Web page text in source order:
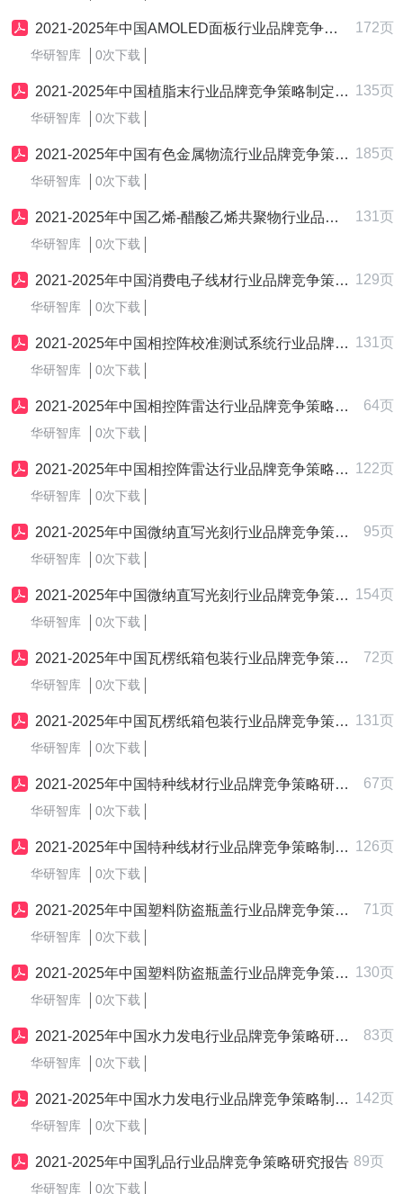
2021-2025年中国AMOLED面板行业品牌竞争策略制定与实施研究报告 172页
华研智库 0次下载
2021-2025年中国植脂末行业品牌竞争策略制定与实施研究报告 135页
华研智库 0次下载
2021-2025年中国有色金属物流行业品牌竞争策略制定与实施研究报告 185页
华研智库 0次下载
2021-2025年中国乙烯-醋酸乙烯共聚物行业品牌竞争策略制定与实施研究报告 131页
华研智库 0次下载
2021-2025年中国消费电子线材行业品牌竞争策略制定与实施研究报告 129页
华研智库 0次下载
2021-2025年中国相控阵校准测试系统行业品牌竞争策略制定与实施研究报告 131页
华研智库 0次下载
2021-2025年中国相控阵雷达行业品牌竞争策略研究报告 64页
华研智库 0次下载
2021-2025年中国相控阵雷达行业品牌竞争策略制定与实施研究报告 122页
华研智库 0次下载
2021-2025年中国微纳直写光刻行业品牌竞争策略研究报告 95页
华研智库 0次下载
2021-2025年中国微纳直写光刻行业品牌竞争策略制定与实施研究报告 154页
华研智库 0次下载
2021-2025年中国瓦楞纸箱包装行业品牌竞争策略研究报告 72页
华研智库 0次下载
2021-2025年中国瓦楞纸箱包装行业品牌竞争策略制定与实施研究报告 131页
华研智库 0次下载
2021-2025年中国特种线材行业品牌竞争策略研究报告 67页
华研智库 0次下载
2021-2025年中国特种线材行业品牌竞争策略制定与实施研究报告 126页
华研智库 0次下载
2021-2025年中国塑料防盗瓶盖行业品牌竞争策略研究报告 71页
华研智库 0次下载
2021-2025年中国塑料防盗瓶盖行业品牌竞争策略制定与实施研究报告 130页
华研智库 0次下载
2021-2025年中国水力发电行业品牌竞争策略研究报告 83页
华研智库 0次下载
2021-2025年中国水力发电行业品牌竞争策略制定与实施研究报告 142页
华研智库 0次下载
2021-2025年中国乳品行业品牌竞争策略研究报告 89页
华研智库 0次下载